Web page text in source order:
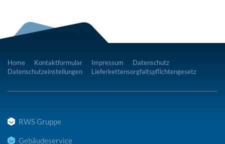
Home Kontaktformular Impressum
Datenschutz
Datenschutzeinstellungen
Lieferkettensorgfaltspflichtengesetz
RWS Gruppe
Gebäudeservice